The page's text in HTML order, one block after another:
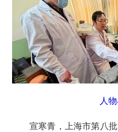
人
宣寒青，上海市第八